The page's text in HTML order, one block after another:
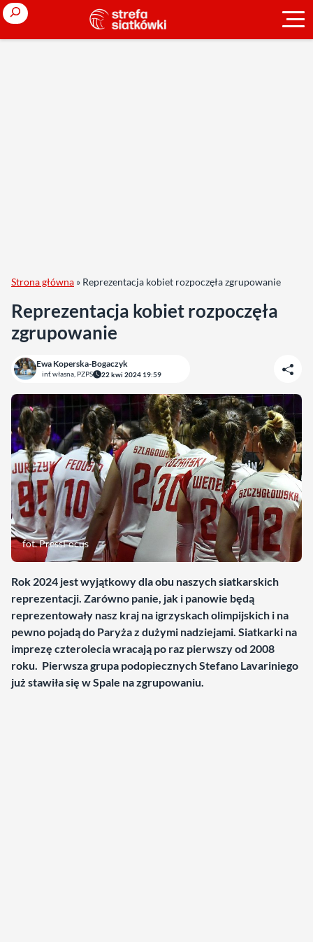
Search
Strona główna » Reprezentacja kobiet rozpoczęła zgrupowanie
Reprezentacja kobiet rozpoczęła
zgrupowanie
Ewa Koperska-Bogaczyk
inf. własna, PZPS 22 kwi 2024 19:59
fot. PressFocus
Rok 2024 jest wyjątkowy dla obu naszych siatkarskich
reprezentacji. Zarówno panie, jak i panowie będą
reprezentowały nasz kraj na igrzyskach olimpijskich i na
pewno pojadą do Paryża z dużymi nadziejami. Siatkarki na
imprezę czterolecia wracają po raz pierwszy od 2008
roku. Pierwsza grupa podopiecznych Stefano Lavariniego
już stawiła się w Spale na zgrupowaniu.